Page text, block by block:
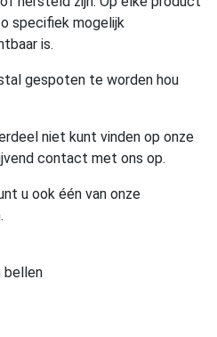
specifiek mogelijk
is.
gespoten te worden hou
niet kunt vinden op onze
contact met ons op.
u ook één van onze
bellen